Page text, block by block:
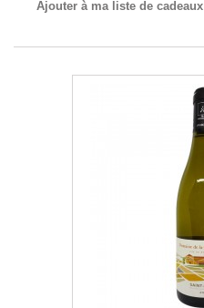
Ajouter à ma liste de cadeaux